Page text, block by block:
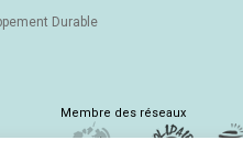
Durable
Membre des réseaux